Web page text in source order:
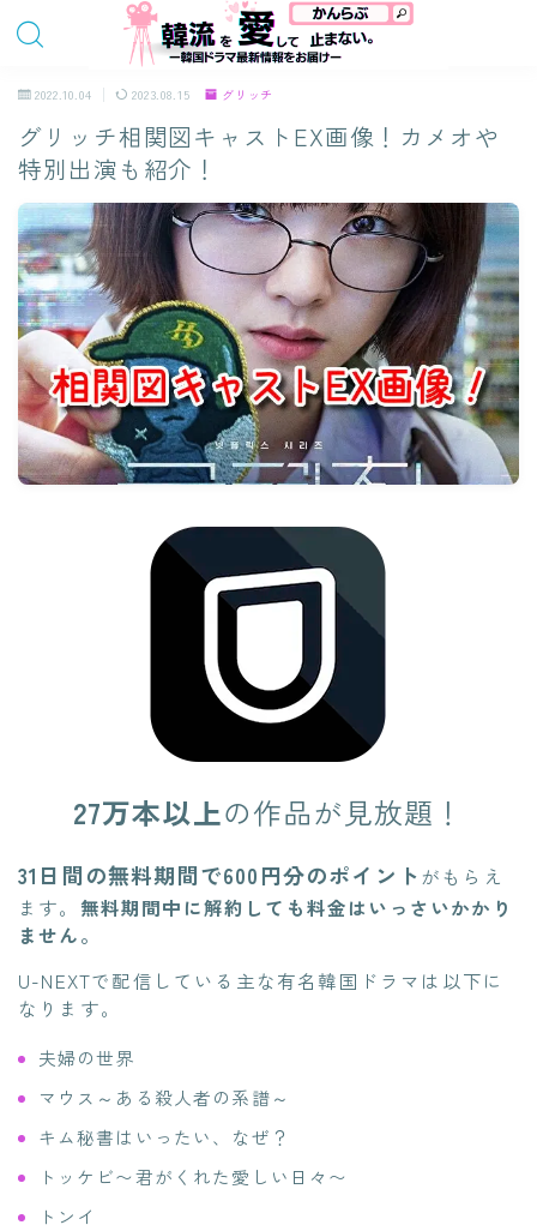
2022.10.04 2023.08.15 グリッチ
グリッチ相関図キャストEX画像！カメオや
特別出演も紹介！
27万本以上の作品が見放題！
31日間の無料期間で600円分のポイント がもらえ
ます。 無料期間中に解約しても料金はいっさいかかり
ません。
U-NEXTで配信している主な有名韓国ドラマは以下に
なります。
夫婦の世界
マウス～ある殺人者の系譜～
キム秘書はいったい、なぜ？
トッケビ〜君がくれた愛しい日々〜
トンイ